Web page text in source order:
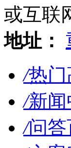
或互联
地址：
/热门
/新
/问